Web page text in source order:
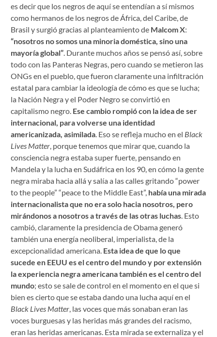
es decir que los negros de aquí se entendían a sí mismos
como hermanos de los negros de África, del Caribe, de
Brasil y surgió gracias al planteamiento de Malcom X:
“nosotros no somos una minoria doméstica, sino una
mayoría global” . Durante muchos años se pensó así, sobre
todo con las Panteras Negras, pero cuando se metieron las
ONGs en el pueblo, que fueron claramente una infiltración
estatal para cambiar la ideología de cómo es que se lucha;
la Nación Negra y el Poder Negro se convirtió en
capitalismo negro. Ese cambio rompió con la idea de ser
internacional, para volverse una identidad
americanizada, asimilada . Eso se refleja mucho en el Black
Lives Matter , porque tenemos que mirar que, cuando la
consciencia negra estaba super fuerte, pensando en
Mandela y la lucha en Sudáfrica en los 90, en cómo la gente
negra miraba hacia allá y salía a las calles gritando “power
to the people” “peace to the Middle East”, había una mirada
internacionalista que no era solo hacia nosotros, pero
mirándonos a nosotros a través de las otras luchas . Esto
cambió, claramente la presidencia de Obama generó
también una energía neoliberal, imperialista, de la
excepcionalidad americana. Esta idea de que lo que
sucede en EEUU es el centro del mundo y por extensión
la experiencia negra americana también es el centro del
mundo; esto se sale de control en el momento en el que si
bien es cierto que se estaba dando una lucha aquí en el
Black Lives Matter , las voces que más sonaban eran las
voces burguesas y las heridas más grandes del racismo,
eran las heridas americanas. Esta mirada se externaliza y el